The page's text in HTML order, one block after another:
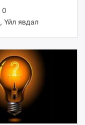
0
, Үйл явдал